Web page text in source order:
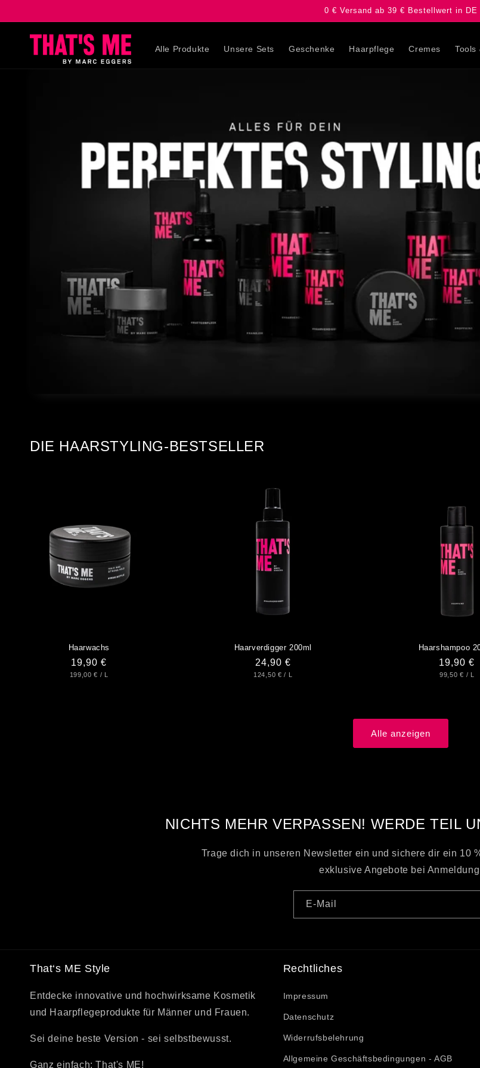
Inhalt
0 € Versand ab 39 € Bestellwert in DE
Alle Produkte Unsere Sets Geschenke Haarpflege Cremes Tools
DIE HAARSTYLING-BESTSELLER
Haarwachs
Normaler
Preis
19,90 €
GRUNDPREIS
199,00 € / PRO
Haarverdigger 200ml
Normaler
Preis
24,90 €
GRUNDPREIS
124,50 € / PRO
Haarshampoo
Normaler
Preis
19,90 €
99,50 € /
Alle anzeigen
NICHTS MEHR VERPASSEN! WERDE TEIL
Trage dich in unseren Newsletter ein und sichere dir ein 10
exklusive Angebote bei
E-Mail
That‘s ME Style
Entdecke innovative und hochwirksame Kosmetik
und Haarpflegeprodukte für Männer und Frauen.
Sei deine beste Version - sei selbstbewusst.
Ganz einfach: That's ME!
Rechtliches
Impressum
Datenschutz
Widerrufsbelehrung
Allgemeine Geschäftsbedingungen - AGB